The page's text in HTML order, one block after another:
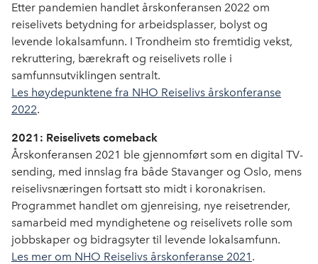
Etter pandemien handlet årskonferansen 2022 om
reiselivets betydning for arbeidsplasser, bolyst og
levende lokalsamfunn. I Trondheim sto fremtidig vekst,
rekruttering, bærekraft og reiselivets rolle i
samfunnsutviklingen sentralt.
Les høydepunktene fra NHO Reiselivs årskonferanse
2022.
2021: Reiselivets comeback
Årskonferansen 2021 ble gjennomført som en digital TV-
sending, med innslag fra både Stavanger og Oslo, mens
reiselivsnæringen fortsatt sto midt i koronakrisen.
Programmet handlet om gjenreising, nye reisetrender,
samarbeid med myndighetene og reiselivets rolle som
jobbskaper og bidragsyter til levende lokalsamfunn.
Les mer om NHO Reiselivs årskonferanse 2021 .